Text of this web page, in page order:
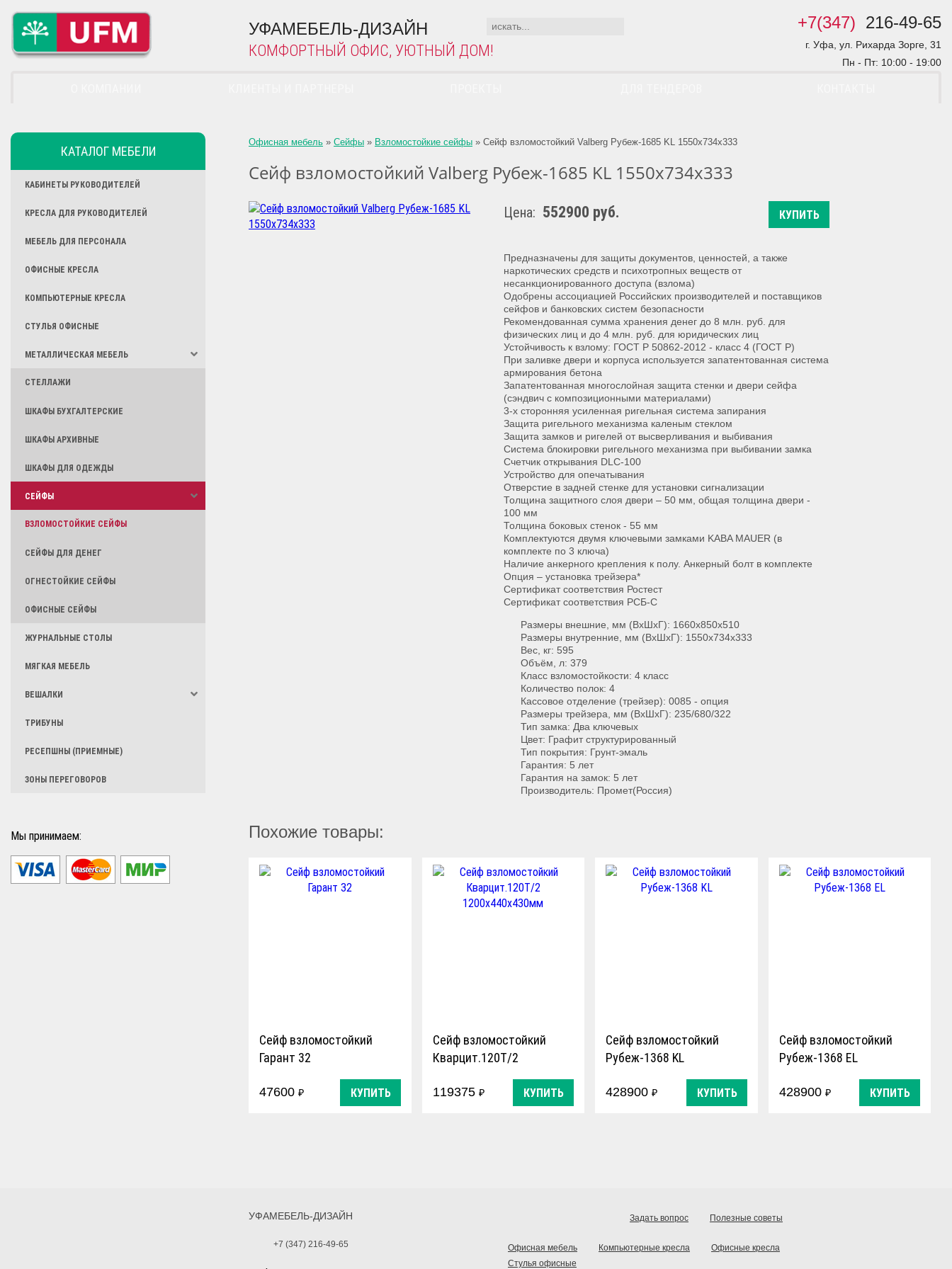
УФАМЕБЕЛЬ-ДИЗАЙН
КОМФОРТНЫЙ ОФИС, УЮТНЫЙ ДОМ!
+7(347) 216-49-65
г. Уфа, ул. Рихарда Зорге, 31
Пн - Пт: 10:00 - 19:00
КАТАЛОГ МЕБЕЛИ
КАБИНЕТЫ РУКОВОДИТЕЛЕЙ
КРЕСЛА ДЛЯ РУКОВОДИТЕЛЕЙ
МЕБЕЛЬ ДЛЯ ПЕРСОНАЛА
ОФИСНЫЕ КРЕСЛА
КОМПЬЮТЕРНЫЕ КРЕСЛА
СТУЛЬЯ ОФИСНЫЕ
МЕТАЛЛИЧЕСКАЯ МЕБЕЛЬ
СТЕЛЛАЖИ
ШКАФЫ БУХГАЛТЕРСКИЕ
ШКАФЫ АРХИВНЫЕ
ШКАФЫ ДЛЯ ОДЕЖДЫ
СЕЙФЫ
ВЗЛОМОСТОЙКИЕ СЕЙФЫ
СЕЙФЫ ДЛЯ ДЕНЕГ
ОГНЕСТОЙКИЕ СЕЙФЫ
ОФИСНЫЕ СЕЙФЫ
ЖУРНАЛЬНЫЕ СТОЛЫ
МЯГКАЯ МЕБЕЛЬ
ВЕШАЛКИ
ТРИБУНЫ
РЕСЕПШНЫ (ПРИЕМНЫЕ)
ЗОНЫ ПЕРЕГОВОРОВ
Мы принимаем:
Офисная мебель » Сейфы » Взломостойкие сейфы » Сейф взломостойкий Valberg Рубеж-1685 KL 1550х734х333
Сейф взломостойкий Valberg Рубеж-1685 KL 1550х734х333
Цена: 552900 руб. КУПИТЬ
Предназначены для защиты документов, ценностей, а также
наркотических средств и психотропных веществ от
несанкционированного доступа (взлома)
Одобрены ассоциацией Российских производителей и поставщиков
сейфов и банковских систем безопасности
Рекомендованная сумма хранения денег до 8 млн. руб. для
физических лиц и до 4 млн. руб. для юридических лиц
Устойчивость к взлому: ГОСТ Р 50862-2012 - класс 4 (ГОСТ Р)
При заливке двери и корпуса используется запатентованная система
армирования бетона
Запатентованная многослойная защита стенки и двери сейфа
(сэндвич с композиционными материалами)
3-х сторонняя усиленная ригельная система запирания
Защита ригельного механизма каленым стеклом
Защита замков и ригелей от высверливания и выбивания
Система блокировки ригельного механизма при выбивании замка
Счетчик открывания DLC-100
Устройство для опечатывания
Отверстие в задней стенке для установки сигнализации
Толщина защитного слоя двери – 50 мм, общая толщина двери -
100 мм
Толщина боковых стенок - 55 мм
Комплектуются двумя ключевыми замками KABA MAUER (в
комплекте по 3 ключа)
Наличие анкерного крепления к полу. Анкерный болт в комплекте
Опция – установка трейзера*
Сертификат соответствия Ростест
Сертификат соответствия РСБ-С
Размеры внешние, мм (ВхШхГ): 1660x850x510
Размеры внутренние, мм (ВхШхГ): 1550x734x333
Вес, кг: 595
Объём, л: 379
Класс взломостойкости: 4 класс
Количество полок: 4
Кассовое отделение (трейзер): 0085 - опция
Размеры трейзера, мм (ВхШхГ): 235/680/322
Тип замка: Два ключевых
Цвет: Графит структурированный
Тип покрытия: Грунт-эмаль
Гарантия: 5 лет
Гарантия на замок: 5 лет
Производитель: Промет(Россия)
Похожие товары:
Сейф взломостойкий
Гарант 32
47600 ₽ КУПИТЬ
Сейф взломостойкий
Кварцит.120Т/2
119375 ₽ КУПИТЬ
Сейф взломостойкий
Рубеж-1368 KL
428900 ₽ КУПИТЬ
Сейф взломостойкий
Рубеж-1368 EL
428900 ₽ КУПИТЬ
УФАМЕБЕЛЬ-ДИЗАЙН
+7 (347) 216-49-65
Задать вопрос Полезные советы
Офисная мебель Компьютерные кресла
Офисные кресла
Стулья офисные